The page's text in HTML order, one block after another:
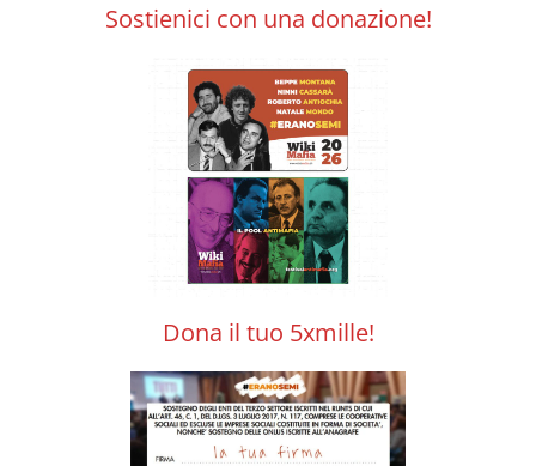
Sostienici con una donazione!
Dona il tuo 5xmille!